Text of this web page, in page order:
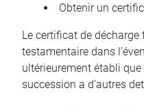
Obtenir un
Le certificat de décharge
testamentaire dans
ultérieurement établi
succession a d’autres